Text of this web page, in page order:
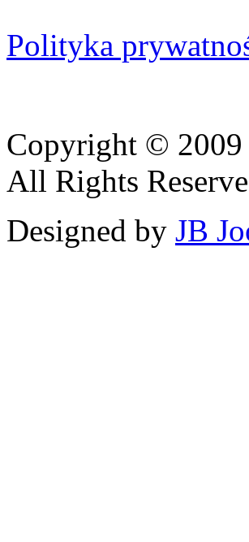
Polityka
Copyright © 2009
All Rights
Designed by JB